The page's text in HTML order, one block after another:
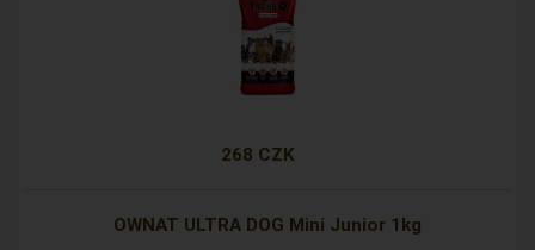
268 CZK
OWNAT ULTRA DOG Mini Junior 1kg